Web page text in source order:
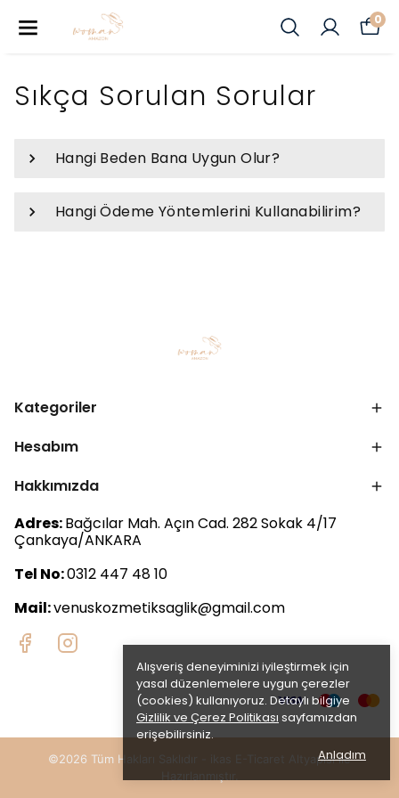
0
Alışveriş deneyiminizi iyileştirmek için
yasal düzenlemelere uygun çerezler
(cookies) kullanıyoruz. Detaylı bilgiye
Gizlilik ve Çerez Politikası sayfamızdan
erişebilirsiniz.
Anladım
Sıkça Sorulan Sorular
Hangi Beden Bana Uygun Olur?
Hangi Ödeme Yöntemlerini Kullanabilirim?
Kategoriler
Hesabım
Hakkımızda
Adres:Bağcılar Mah. Açın Cad. 282 Sokak 4/17
Çankaya/ANKARA
Tel No:0312 447 48 10
Mail:venuskozmetiksaglik@gmail.com
©2026 Tüm Hakları Saklıdır - ikas E-Ticaret
Altyapısı ile
Hazırlanmıştır.